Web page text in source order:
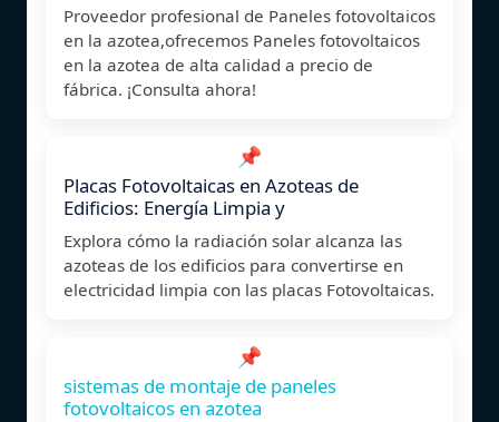
Proveedor profesional de Paneles fotovoltaicos
en la azotea,ofrecemos Paneles fotovoltaicos
en la azotea de alta calidad a precio de
fábrica. ¡Consulta ahora!
📌
Placas Fotovoltaicas en Azoteas de
Edificios: Energía Limpia y
Explora cómo la radiación solar alcanza las
azoteas de los edificios para convertirse en
electricidad limpia con las placas Fotovoltaicas.
📌
sistemas de montaje de paneles
fotovoltaicos en azotea